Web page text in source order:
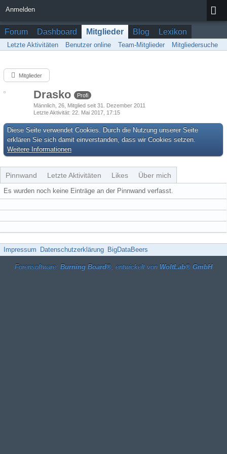
Anmelden
Forum Dashboard Mitglieder Blog Lexikon
Letzte Aktivitäten Benutzer online Team-Mitglieder Mitgliedersuche
Mitglieder
Drasko
Profi
Männlich 26 Mitglied seit 31. Dezember 2011
Letzte Aktivität 22. Mai 2017, 17:15
Diese Seite verwendet Cookies. Durch die Nutzung unserer Seite
erklären Sie sich damit einverstanden, dass wir Cookies setzen.
Weitere Informationen
Pinnwand Letzte Aktivitäten Likes Über mich
Es wurden noch keine Einträge an der Pinnwand verfasst.
Impressum Datenschutzerklärung BigDataBeers
Forensoftware: Burning Board®, entwickelt von WoltLab® GmbH